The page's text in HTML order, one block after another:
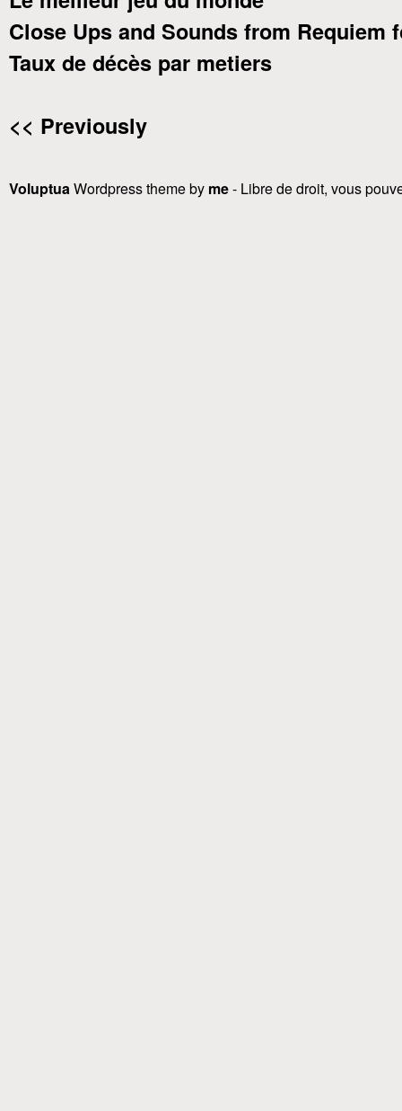
Close Ups and Sounds from Requiem
Taux de décès par metiers
<< Previously
VoluptuaWordpress theme by me- Libre de droit, vous